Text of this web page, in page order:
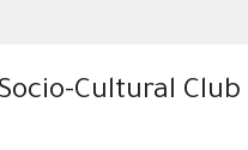
Cultural Club